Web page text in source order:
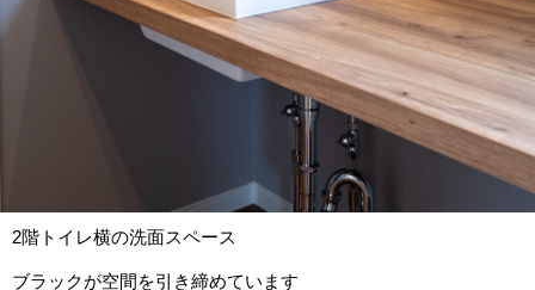
2階トイレ横の洗面スペース
ブラックが空間を引き締めています